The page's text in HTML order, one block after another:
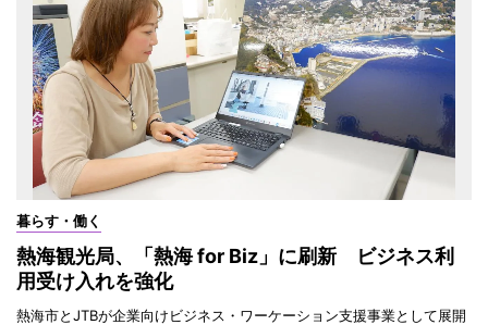
暮らす・働く
熱海観光局、「熱海 for Biz」に刷新 ビジネス利
用受け入れを強化
熱海市とJTBが企業向けビジネス・ワーケーション支援事業として展開